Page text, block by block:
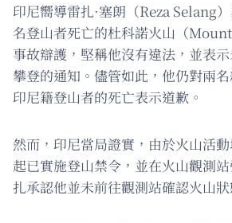
印尼嚮導雷扎·塞朗（Reza Selang
名登山者死亡的杜科諾火山（
事故辯護，堅稱他沒有違法，並表
攀登的通知。儘管如此，他仍對兩
印尼籍登山者的死亡表示道歉。
然而，印尼當局證實，由於火山活
起已實施登山禁令，並在火山觀測
扎承認他並未前往觀測站確認火山狀